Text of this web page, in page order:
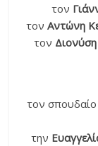
τον
τονΑντώνη
τον
τον σπουδαίο
την